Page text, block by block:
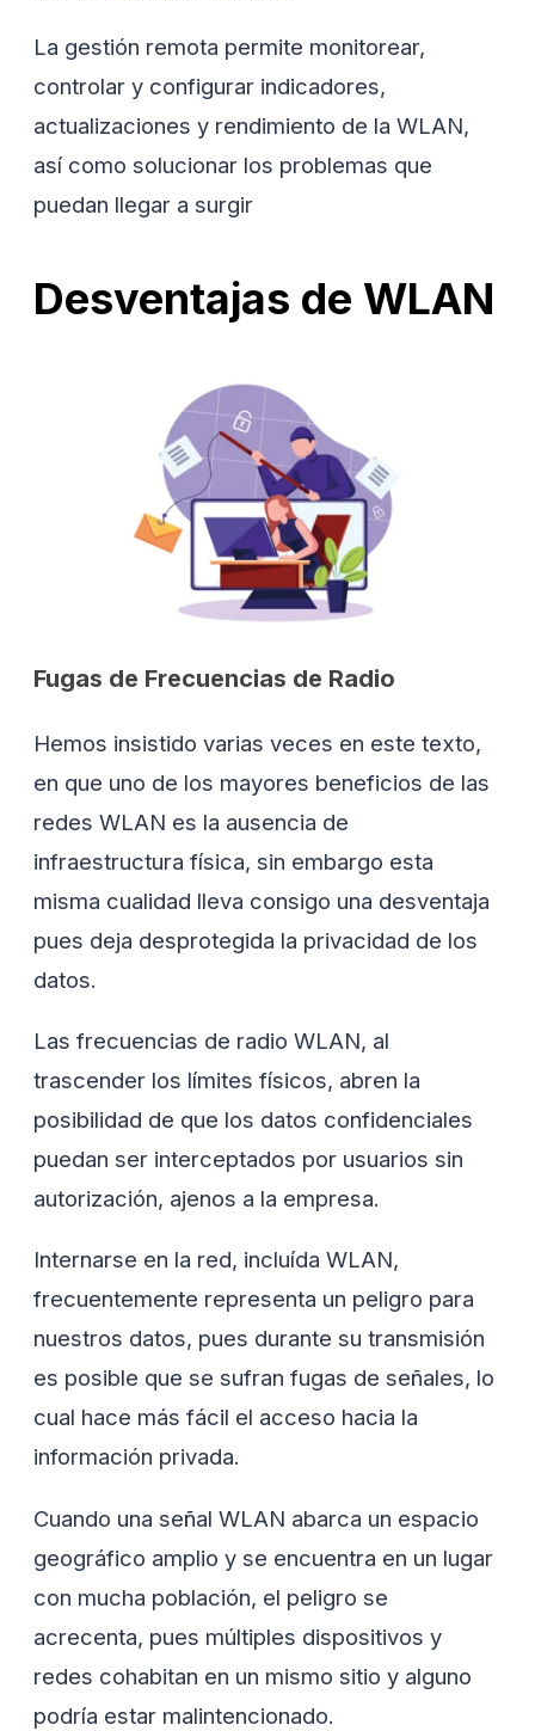
La gestión remota permite monitorear,
controlar y configurar indicadores,
actualizaciones y rendimiento de la WLAN,
así como solucionar los problemas que
puedan llegar a surgir
Desventajas de WLAN
Fugas de Frecuencias de Radio
Hemos insistido varias veces en este texto,
en que uno de los mayores beneficios de las
redes WLAN es la ausencia de
infraestructura física, sin embargo esta
misma cualidad lleva consigo una desventaja
pues deja desprotegida la privacidad de los
datos.
Las frecuencias de radio WLAN, al
trascender los límites físicos, abren la
posibilidad de que los datos confidenciales
puedan ser interceptados por usuarios sin
autorización, ajenos a la empresa.
Internarse en la red, incluída WLAN,
frecuentemente representa un peligro para
nuestros datos, pues durante su transmisión
es posible que se sufran fugas de señales, lo
cual hace más fácil el acceso hacia la
información privada.
Cuando una señal WLAN abarca un espacio
geográfico amplio y se encuentra en un lugar
con mucha población, el peligro se
acrecenta, pues múltiples dispositivos y
redes cohabitan en un mismo sitio y alguno
podría estar malintencionado.